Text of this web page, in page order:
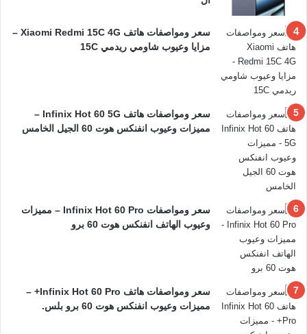
سعر ومواصفات هاتف Xiaomi Redmi 15C 4G –
مزايا وعيوب شاومي ريدمي 15C
سعر ومواصفات هاتف Infinix Hot 60 5G –
مميزات وعيوب انفنكس هوت 60 الجيل الخامس
سعر ومواصفات Infinix Hot 60 Pro – مميزات
وعيوب الهاتف انفنكس هوت 60 برو
سعر ومواصفات هاتف Infinix Hot 60 Pro+ –
مميزات وعيوب انفنكس هوت 60 برو بلس.